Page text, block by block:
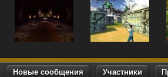
Новые сообщения Участники